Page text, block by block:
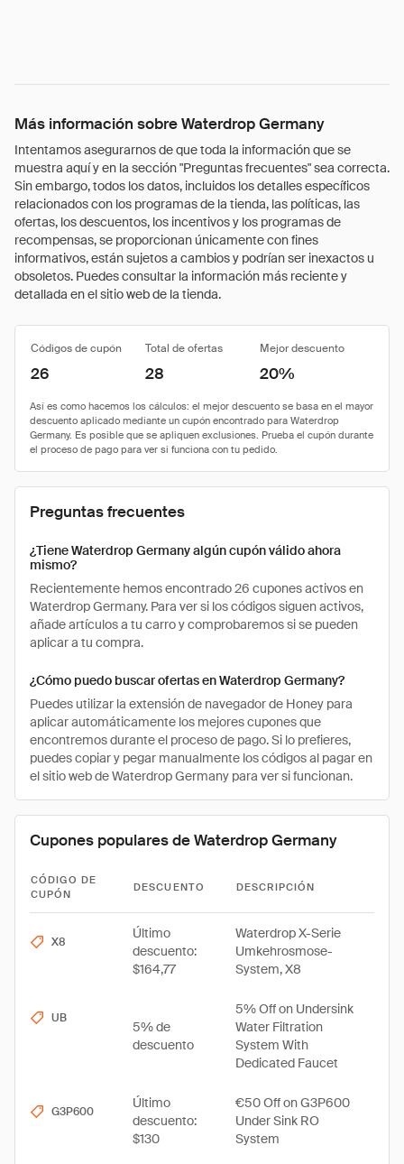
Más información sobre Waterdrop Germany
Intentamos asegurarnos de que toda la información que se
muestra aquí y en la sección "Preguntas frecuentes" sea correcta.
Sin embargo, todos los datos, incluidos los detalles específicos
relacionados con los programas de la tienda, las políticas, las
ofertas, los descuentos, los incentivos y los programas de
recompensas, se proporcionan únicamente con fines
informativos, están sujetos a cambios y podrían ser inexactos u
obsoletos. Puedes consultar la información más reciente y
detallada en el sitio web de la tienda.
Códigos de cupón Total de ofertas Mejor descuento
26 28 20%
Preguntas frecuentes
¿Tiene Waterdrop Germany algún cupón válido ahora
mismo?
Recientemente hemos encontrado 26 cupones activos en
Waterdrop Germany. Para ver si los códigos siguen activos,
añade artículos a tu carro y comprobaremos si se pueden
aplicar a tu compra.
¿Cómo puedo buscar ofertas en Waterdrop Germany?
Puedes utilizar la extensión de navegador de Honey para
aplicar automáticamente los mejores cupones que
encontremos durante el proceso de pago. Si lo prefieres,
puedes copiar y pegar manualmente los códigos al pagar en
el sitio web de Waterdrop Germany para ver si funcionan.
Cupones populares de Waterdrop Germany
CÓDIGO DE
CUPÓN
DESCUENTO DESCRIPCIÓN
X8
Último
descuento:
$164,77
Waterdrop X-Serie
Umkehrosmose-
System, X8
UB
5% de
descuento
5% Off on Undersink
Water Filtration
System With
Dedicated Faucet
G3P600
Último
descuento:
$130
€50 Off on G3P600
Under Sink RO
System